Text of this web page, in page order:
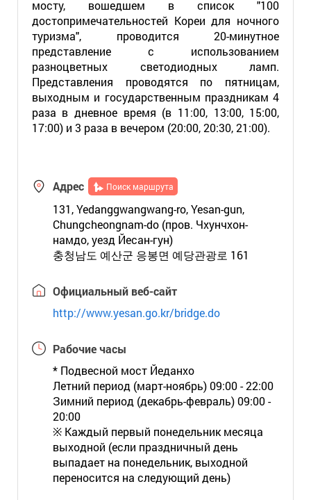
мосту, вошедшем в список "100
достопримечательностей Кореи для ночного
туризма", проводится 20-минутное
представление с использованием
разноцветных светодиодных ламп.
Представления проводятся по пятницам,
выходным и государственным праздникам 4
раза в дневное время (в 11:00, 13:00, 15:00,
17:00) и 3 раза в вечером (20:00, 20:30, 21:00).
Адрес Поиск маршрута
131, Yedanggwangwang-ro, Yesan-gun,
Chungcheongnam-do (пров. Чхунчхон-
намдо, уезд Йесан-гун)
충청남도 예산군 응봉면 예당관광로 161
Официальный веб-сайт
http://www.yesan.go.kr/bridge.do
Рабочие часы
* Подвесной мост Йеданхо
Летний период (март-ноябрь) 09:00 - 22:00
Зимний период (декабрь-февраль) 09:00 -
20:00
※ Каждый первый понедельник месяца
выходной (если праздничный день
выпадает на понедельник, выходной
переносится на следующий день)